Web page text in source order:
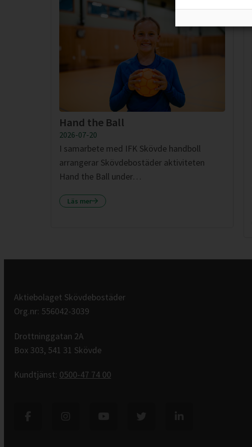
Hand the Ball
2026-07-20
I samarbete med IFK Skövde handboll
arrangerar Skövdebostäder aktiviteten
Hand the Ball under…
Läs mer
Aktiebolaget Skövdebostäder
Org.nr: 556042-3039
Drottninggatan 2A
Box 303, 541 31 Skövde
Kundtjänst: 0500-47 74 00